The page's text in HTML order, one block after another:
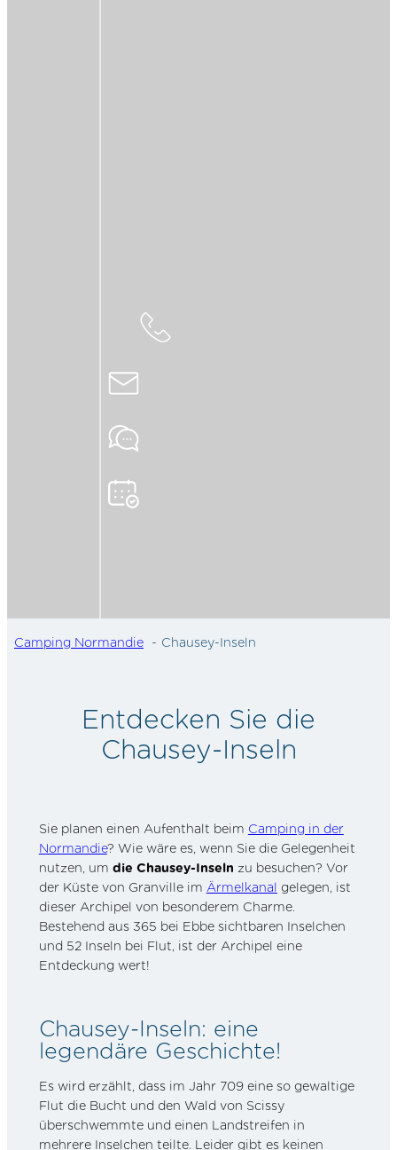
Camping Normandie Chausey-Inseln
Entdecken Sie die
Chausey-Inseln
Sie planen einen Aufenthalt beim Camping in der
Normandie? Wie wäre es, wenn Sie die Gelegenheit
nutzen, um die Chausey-Inseln zu besuchen? Vor
der Küste von Granville im Ärmelkanal gelegen, ist
dieser Archipel von besonderem Charme.
Bestehend aus 365 bei Ebbe sichtbaren Inselchen
und 52 Inseln bei Flut, ist der Archipel eine
Entdeckung wert!
Chausey-Inseln: eine
legendäre Geschichte!
Es wird erzählt, dass im Jahr 709 eine so gewaltige
Flut die Bucht und den Wald von Scissy
überschwemmte und einen Landstreifen in
mehrere Inselchen teilte. Leider gibt es keinen